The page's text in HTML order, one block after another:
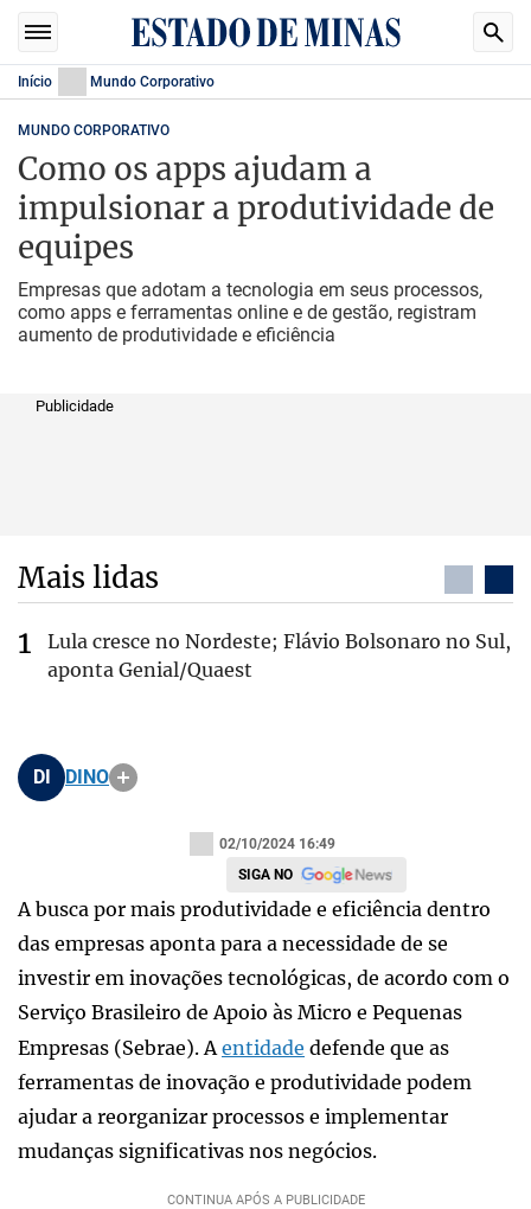
Início Mundo Corporativo
MUNDO CORPORATIVO
Como os apps ajudam a
impulsionar a produtividade de
equipes
Empresas que adotam a tecnologia em seus processos,
como apps e ferramentas online e de gestão, registram
aumento de produtividade e eficiência
Publicidade
Mais lidas
Lula cresce no Nordeste; Flávio Bolsonaro no Sul,
aponta Genial/Quaest
DI DINO
02/10/2024 16:49
SIGA NO
A busca por mais produtividade e eficiência dentro
das empresas aponta para a necessidade de se
investir em inovações tecnológicas, de acordo com o
Serviço Brasileiro de Apoio às Micro e Pequenas
Empresas (Sebrae). Aentidade defende que as
ferramentas de inovação e produtividade podem
ajudar a reorganizar processos e implementar
mudanças significativas nos negócios.